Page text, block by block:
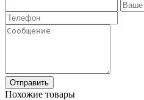
Отправить
Похожие товары